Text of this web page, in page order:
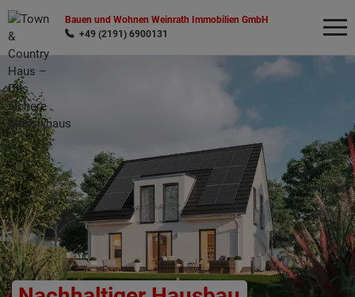
Bauen und Wohnen Weinrath Immobilien GmbH
+49 (2191) 6900131
Wonach möchten Sie suchen?